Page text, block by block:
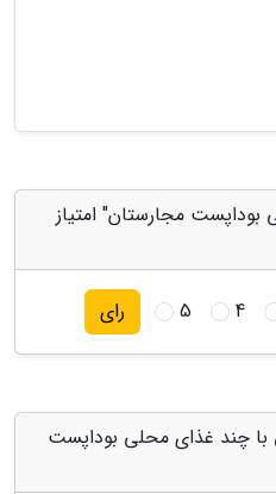
مجارستان" امتیاز
4
5 رای
با چند غذای محلی بوداپست